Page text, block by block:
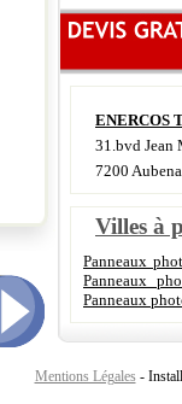
ENERCOS
31.bvd Jean
7200
Villes à
Panneaux
Panneaux
Panneaux
Mentions Légales -